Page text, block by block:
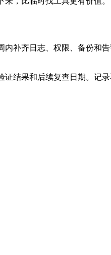
补齐日志、权限、备份和
结果和后续复查日期。记